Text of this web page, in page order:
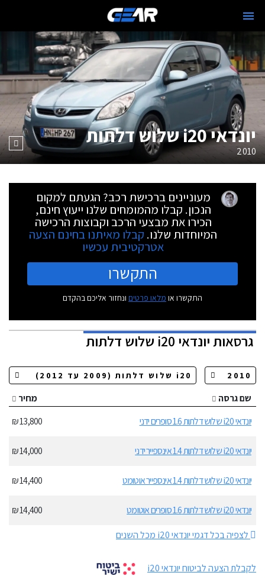
יונדאי i20 שלוש דלתות
2010
מעוניינים ברכישת רכב? הגעתם למקום
הנכון. קבלו מהמומחים שלנו ייעוץ חינם,
הכירו את מבצעי הרכב וקבוצות הרכישה
המיוחדות שלנו. קבלו מאיתנו בחינם הצעה
אטרקטיבית עכשיו
התקשרו
התקשרו או מלאו פרטים ונחזור אליכם בהקדם
גרסאותיונדאי i20 שלוש דלתות
שם גרסה
מחיר
יונדאי i20 שלוש דלתות 1.6 סופרים ידני
13,800 ₪
יונדאי i20 שלוש דלתות 1.4 אינספייר ידני 14,000 ₪
יונדאי i20 שלוש דלתות 1.4 אינספייר אוטומט 14,400 ₪
יונדאי i20 שלוש דלתות 1.6 סופרים אוטומט
14,400 ₪
לצפיה בכל דגמי יונדאי i20 מכל השנים
לקבלת הצעה לביטוח יונדאי i20